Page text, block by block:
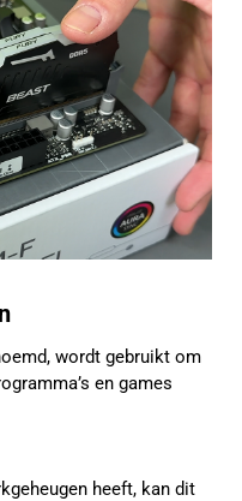
wordt gebruikt om
en games
heeft, kan dit